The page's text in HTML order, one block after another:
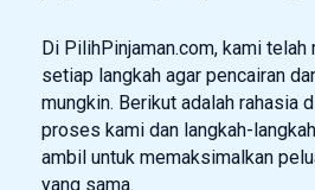
Di PilihPinjaman.com, kami
setiap langkah agar pencairan
mungkin. Berikut adalah rahasia
proses kami dan langkah-
ambil untuk memaksimalkan
yang sama.